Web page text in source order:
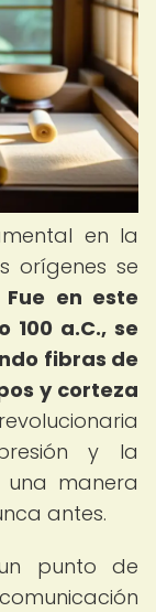
en la
orígenes se
Fue en este
a.C., se
fibras de
y corteza
y la
una manera
antes.
punto de